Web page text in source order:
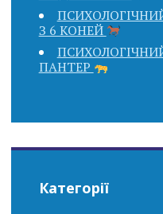
З 6 КОНЕЙ
ПАНТЕР
Категорії